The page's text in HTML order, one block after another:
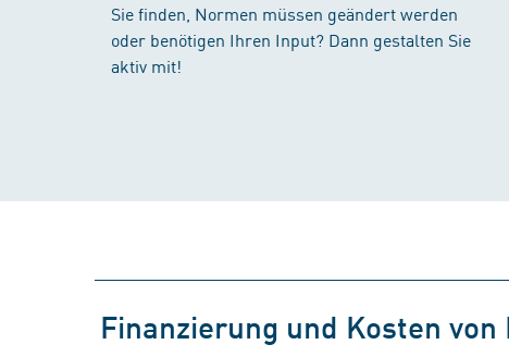
Sie finden, Normen müssen geändert werden
oder benötigen Ihren Input? Dann gestalten Sie
aktiv mit!
Finanzierung und Kosten von